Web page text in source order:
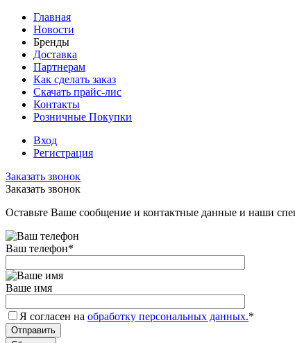
Главная
Новости
Бренды
Доставка
Партнерам
Как сделать заказ
Скачать прайс-лис
Контакты
Розничные Покупки
Вход
Регистрация
Заказать звонок
Заказать звонок
Оставьте Ваше сообщение и контактные данные и наши
Ваш телефон*
Ваше имя
Я согласен на обработку персональных данных.*